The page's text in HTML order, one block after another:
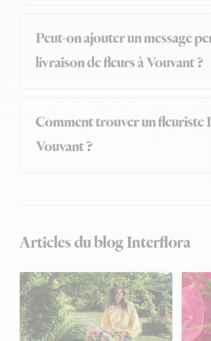
Peut-on ajouter un message
livraison de fleurs à Vouvant ?
Comment trouver un fleuriste
Vouvant ?
Articles du blog Interflora